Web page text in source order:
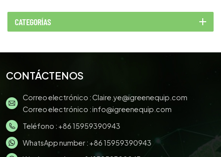
CATEGORÍAS
CONTÁCTENOS
Correo electrónico :Claire.ye@igreenequip.com
Correo electrónico :info@igreenequip.com
Teléfono : +86 15959390943
WhatsApp number : +86 15959390943